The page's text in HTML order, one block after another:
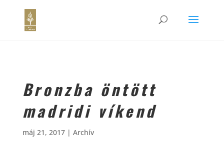
Bronzba öntött
madridi víkend
máj 21, 2017| Archív